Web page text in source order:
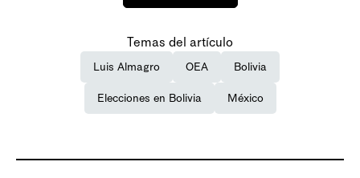
Temas del artículo
Luis Almagro OEA Bolivia
Elecciones en Bolivia México